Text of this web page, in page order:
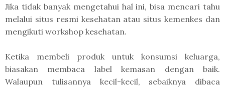
Jika tidak banyak mengetahui hal ini, bisa mencari tahu
melalui situs resmi kesehatan atau situs kemenkes dan
mengikuti workshop kesehatan.
Ketika membeli produk untuk konsumsi keluarga,
biasakan membaca label kemasan dengan baik.
Walaupun tulisannya kecil-kecil, sebaiknya dibaca